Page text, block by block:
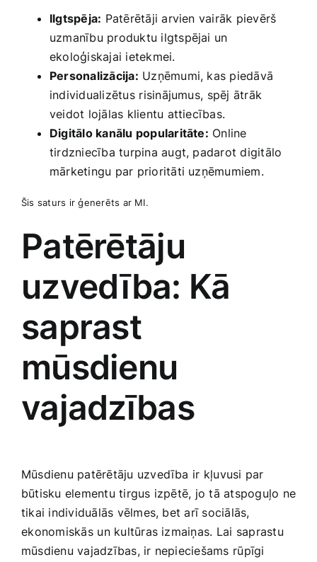
Ilgtspēja: Patērētāji arvien ‍vairāk ‍pievērš‌
uzmanību produktu ilgtspējai un
ekoloģiskajai ietekmei.
Personalizācija: Uzņēmumi, kas‍ piedāvā
individualizētus ⁣risinājumus, ⁢spēj​ ātrāk
veidot lojālas ‍klientu attiecības.
Digitālo kanālu​ popularitāte: ‌Online
‍tirdzniecība turpina augt, padarot digitālo
mārketingu par prioritāti uzņēmumiem.
Šis saturs ir ģenerēts ar MI.
Patērētāju
uzvedība: Kā
saprast
‌mūsdienu
vajadzības
Mūsdienu patērētāju uzvedība⁢ ir kļuvusi​ par
būtisku elementu tirgus izpētē, jo tā atspoguļo ne
tikai individuālās vēlmes, bet arī sociālās,
⁢ekonomiskās ⁢un kultūras izmaiņas.⁣ Lai saprastu‌
mūsdienu vajadzības, ir nepieciešams ⁢rūpīgi